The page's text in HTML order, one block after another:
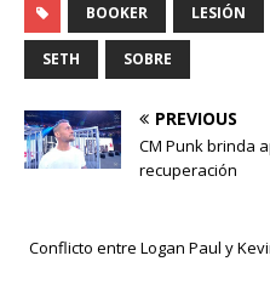
BOOKER LESIÓN
SETH SOBRE
PREVIOUS
CM Punk brinda
recuperación
Conflicto entre Logan Paul y